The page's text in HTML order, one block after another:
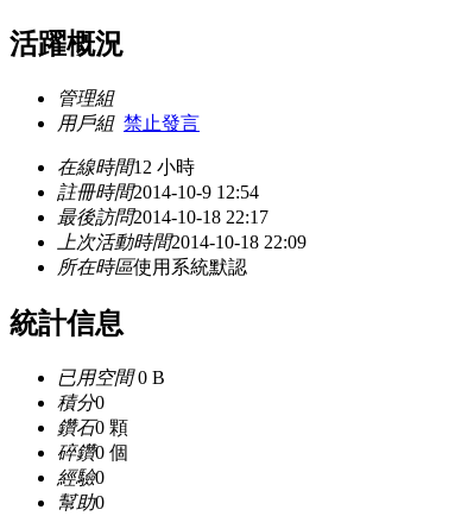
活躍概況
管理組
用戶組 禁止發言
在線時間12 小時
註冊時間2014-10-9 12:54
最後訪問2014-10-18 22:17
上次活動時間2014-10-18 22:09
所在時區使用系統默認
統計信息
已用空間0 B
積分0
鑽石0 顆
碎鑽0 個
經驗0
幫助0